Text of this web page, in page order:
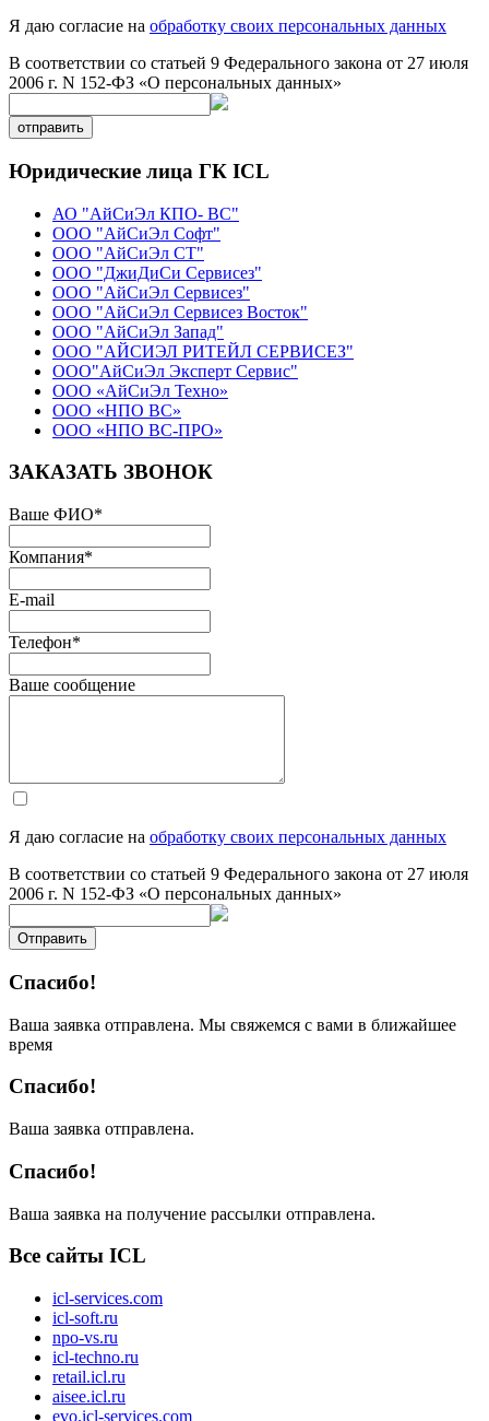
Я даю согласие на обработку своих персональных данных
В соответствии со статьей 9 Федерального закона от 27 июля
2006 г. N 152-ФЗ «О персональных данных»
отправить
Юридические лица ГК ICL
АО "АйСиЭл КПО- ВС"
ООО "АйСиЭл Софт"
ООО "АйСиЭл СТ"
ООО "ДжиДиСи Сервисез"
ООО "АйСиЭл Сервисез"
ООО "АйСиЭл Сервисез Восток"
ООО "АйСиЭл Запад"
ООО "АЙСИЭЛ РИТЕЙЛ СЕРВИСЕЗ"
ООО"АйСиЭл Эксперт Сервис"
ООО «АйСиЭл Техно»
ООО «НПО ВС»
ООО «НПО ВС-ПРО»
ЗАКАЗАТЬ ЗВОНОК
Ваше ФИО*
Компания*
E-mail
Телефон*
Ваше сообщение
Я даю согласие на обработку своих персональных данных
В соответствии со статьей 9 Федерального закона от 27 июля
2006 г. N 152-ФЗ «О персональных данных»
Отправить
Спасибо!
Ваша заявка отправлена. Мы свяжемся с вами в ближайшее
время
Спасибо!
Ваша заявка отправлена.
Спасибо!
Ваша заявка на получение рассылки отправлена.
Все сайты ICL
icl-services.com
icl-soft.ru
npo-vs.ru
icl-techno.ru
retail.icl.ru
aisee.icl.ru
evo.icl-services.com